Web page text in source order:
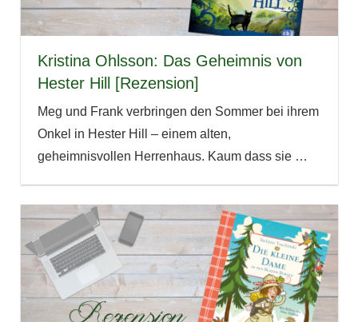
Kristina Ohlsson: Das Geheimnis von
Hester Hill [Rezension]
Meg und Frank verbringen den Sommer bei ihrem
Onkel in Hester Hill – einem alten,
geheimnisvollen Herrenhaus. Kaum dass sie …